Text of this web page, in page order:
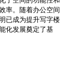
率。随着办公空间
已成为提升写字楼
化发展奠定了基